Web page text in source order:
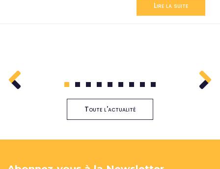
Lire la suite
1 2 3 4 5 6 7 8 9
Toute l'actualité